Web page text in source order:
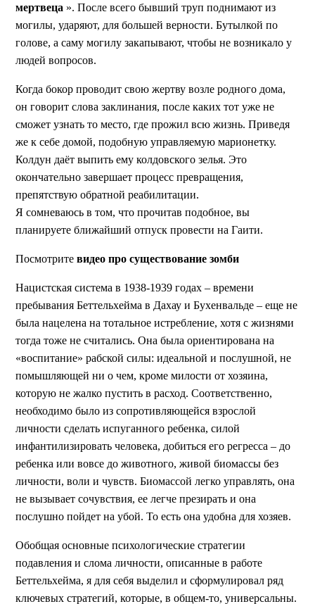
мертвеца ». После всего бывший труп поднимают из
могилы, ударяют, для большей верности. Бутылкой по
голове, а саму могилу закапывают, чтобы не возникало у
людей вопросов.
Когда бокор проводит свою жертву возле родного дома,
он говорит слова заклинания, после каких тот уже не
сможет узнать то место, где прожил всю жизнь. Приведя
же к себе домой, подобную управляемую марионетку.
Колдун даёт выпить ему колдовского зелья. Это
окончательно завершает процесс превращения,
препятствую обратной реабилитации.
Я сомневаюсь в том, что прочитав подобное, вы
планируете ближайший отпуск провести на Гаити.
Посмотрите видео про существование зомби
Нацистская система в 1938-1939 годах – времени
пребывания Беттельхейма в Дахау и Бухенвальде – еще не
была нацелена на тотальное истребление, хотя с жизнями
тогда тоже не считались. Она была ориентирована на
«воспитание» рабской силы: идеальной и послушной, не
помышляющей ни о чем, кроме милости от хозяина,
которую не жалко пустить в расход. Соответственно,
необходимо было из сопротивляющейся взрослой
личности сделать испуганного ребенка, силой
инфантилизировать человека, добиться его регресса – до
ребенка или вовсе до животного, живой биомассы без
личности, воли и чувств. Биомассой легко управлять, она
не вызывает сочувствия, ее легче презирать и она
послушно пойдет на убой. То есть она удобна для хозяев.
Обобщая основные психологические стратегии
подавления и слома личности, описанные в работе
Беттельхейма, я для себя выделил и сформулировал ряд
ключевых стратегий, которые, в общем-то, универсальны.